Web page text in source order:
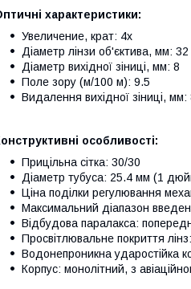
характеристики:
Увеличение, крат: 4x
Діаметр лінзи об'єктива, мм: 32
Діаметр вихідної зіниці, мм: 8
Поле зору (м/100 м): 9.5
Видалення вихідної зіниці, мм:
особливості:
Прицільна сітка: 30/30
Діаметр тубуса: 25.4 мм (1
Ціна поділки регулювання
Максимальний діапазон
Відбудова паралакса:
Просвітлювальне покриття
Водонепроникна ударостійка
Корпус: монолітний, з